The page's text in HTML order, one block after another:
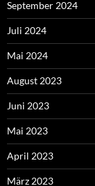
September 2024
Juli 2024
Mai 2024
August 2023
Juni 2023
Mai 2023
April 2023
März 2023